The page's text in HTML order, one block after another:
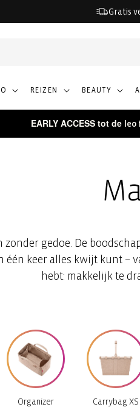
Gratis
REIZEN BEAUTY
EARLY ACCESS tot de
zonder gedoe. De
één keer alles kwijt kunt –
hebt: makkelijk te
Organizer Carrybag XS